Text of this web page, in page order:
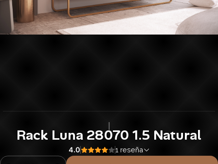
Rack Luna 28070 1.5 Natural
4.0 1 reseña